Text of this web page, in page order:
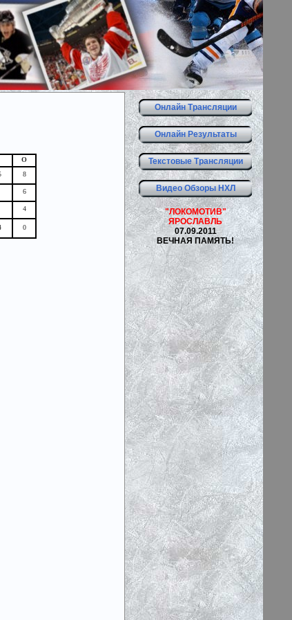
Онлайн Трансляции
Онлайн Результаты
Текстовые Трансляции
Видео Обзоры НХЛ
"ЛОКОМОТИВ"
ЯРОСЛАВЛЬ
07.09.2011
ВЕЧНАЯ ПАМЯТЬ!
О
8
6
4
0